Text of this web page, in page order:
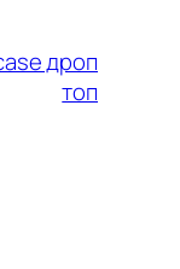
дроп
топ